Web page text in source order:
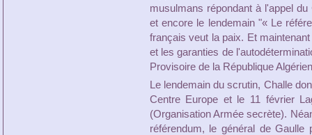
musulmans répondant à l'appel
et encore le lendemain "« Le
français veut la paix. Et
et les garanties de
Provisoire de la République
Le lendemain du scrutin, Challe
Centre Europe et le 11 février
(Organisation Armée secrète).
référendum, le général de Gaulle